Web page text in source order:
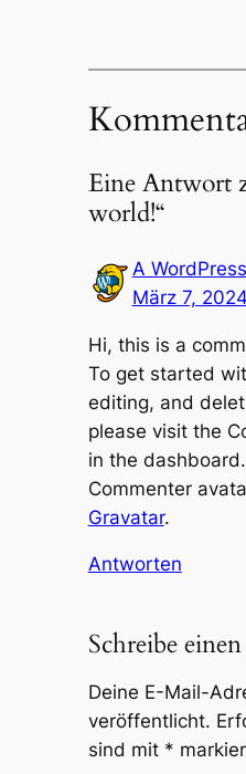
Eine Antwort
world!“
A
März 7, 2024
Hi, this is a
To get started
editing, and
please visit the
in the dashboard.
Commenter
Gravatar.
Antworten
Schreibe
Deine E-Mail-
veröffentlicht.
sind mit *